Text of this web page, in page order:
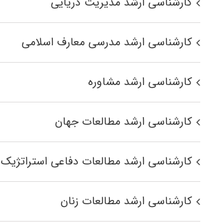
کارشناسی ارشد مدرسی معارف اسلامی
کارشناسی ارشد مشاوره
کارشناسی ارشد مطالعات جهان
کارشناسی ارشد مطالعات دفاعی استراتژیک
کارشناسی ارشد مطالعات زنان